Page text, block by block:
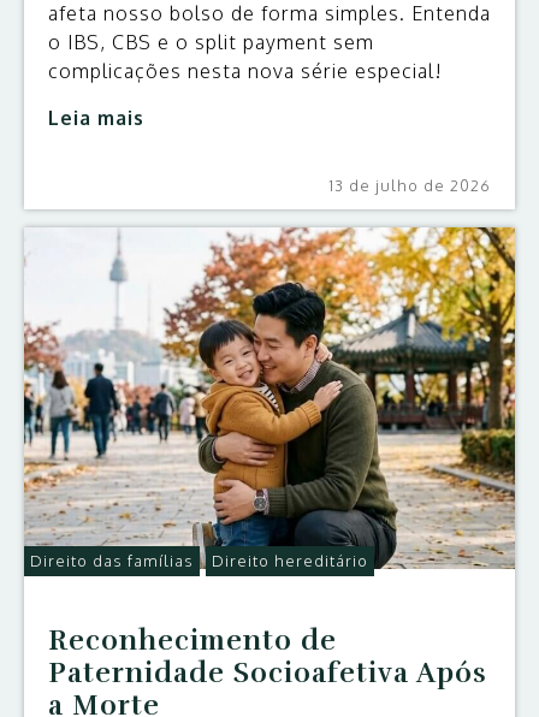
afeta nosso bolso de forma simples. Entenda
o IBS, CBS e o split payment sem
complicações nesta nova série especial!
Leia mais
13 de julho de 2026
Direito das famílias Direito hereditário
Reconhecimento de
Paternidade Socioafetiva Após
a Morte